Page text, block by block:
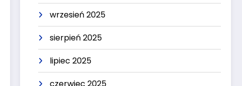
wrzesień 2025
sierpień 2025
lipiec 2025